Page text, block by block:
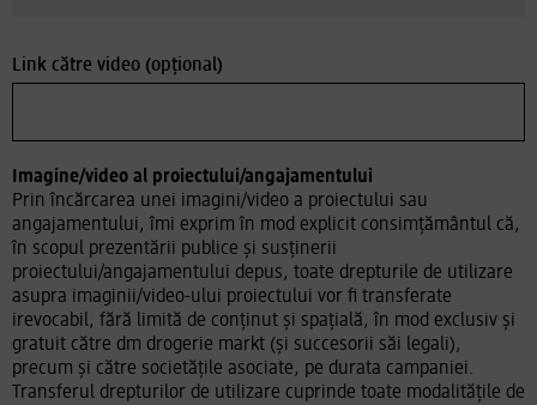
Link către video (opțional)
Imagine/video al proiectului/angajamentului
Prin încărcarea unei imagini/video a proiectului sau
angajamentului, îmi exprim în mod explicit consimțământul că,
în scopul prezentării publice și susținerii
proiectului/angajamentului depus, toate drepturile de utilizare
asupra imaginii/video-ului proiectului vor fi transferate
irevocabil, fără limită de conținut și spațială, în mod exclusiv și
gratuit către dm drogerie markt (și succesorii săi legali),
precum și către societățile asociate, pe durata campaniei.
Transferul drepturilor de utilizare cuprinde toate modalitățile de